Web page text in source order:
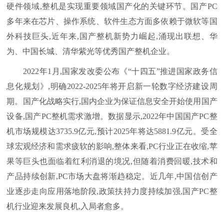
硬件领域,整机是实现重要领域国产化的关键环节。国产PC
多年来在芯片、操作系统、软件生态方面多依赖于微软等国
外科技巨头,近年来,国产整机新势力崛起,涌现出联想、华
为、中国长城、清华紫光等优秀国产整机企业。
2022年1月,国家发改委公布《“十四五”推进国家政务信
息化规划》,明确2022-2025年将开启新一轮数字经济建设周
期。国产化战略实行,国内企业为保证信息安全开始使用国产
设备,国产PC整机需求激增。数据显示,2022年中国国产PC整
机市场规模达3735.9亿元,预计2025年将达5881.9亿元。受全
球宏观经济和需求疲软的影响,整体来看,PC行业正在收缩,苹
果等巨头也面临着红利消退的境况,但随着消费回暖,技术和
产品持续创新,PC市场大盘将渐趋稳定。近几年,中国信创产
业逐步走向应用落地阶段,政策扶持力度持续加强,国产PC整
机行业迎来发展良机,入局者愈多。